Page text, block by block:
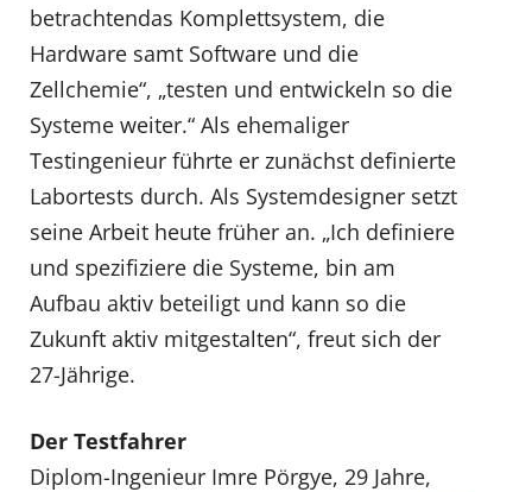
betrachtendas Komplettsystem, die
Hardware samt Software und die
Zellchemie“, „testen und entwickeln so die
Systeme weiter.“ Als ehemaliger
Testingenieur führte er zunächst definierte
Labortests durch. Als Systemdesigner setzt
seine Arbeit heute früher an. „Ich definiere
und spezifiziere die Systeme, bin am
Aufbau aktiv beteiligt und kann so die
Zukunft aktiv mitgestalten“, freut sich der
27-Jährige.
Der Testfahrer
Diplom-Ingenieur Imre Pörgye, 29 Jahre,